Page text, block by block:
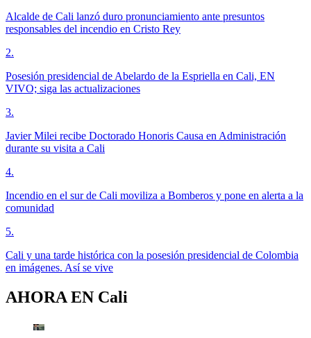
Alcalde de Cali lanzó duro pronunciamiento ante presuntos
responsables del incendio en Cristo Rey
2.
Posesión presidencial de Abelardo de la Espriella en Cali, EN
VIVO; siga las actualizaciones
3.
Javier Milei recibe Doctorado Honoris Causa en Administración
durante su visita a Cali
4.
Incendio en el sur de Cali moviliza a Bomberos y pone en alerta a la
comunidad
5.
Cali y una tarde histórica con la posesión presidencial de Colombia
en imágenes. Así se vive
AHORA EN Cali